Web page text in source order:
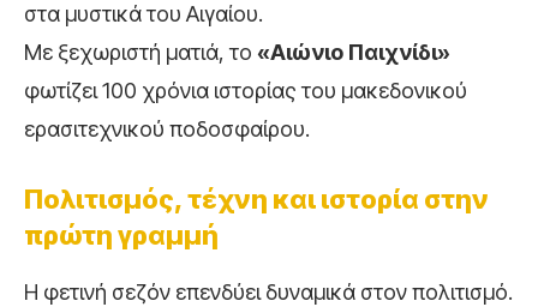
στα μυστικά του Αιγαίου.
Με ξεχωριστή ματιά, το «Αιώνιο Παιχνίδι»
φωτίζει 100 χρόνια ιστορίας του μακεδονικού
ερασιτεχνικού ποδοσφαίρου.
Πολιτισμός, τέχνη και ιστορία στην
πρώτη γραμμή
Η φετινή σεζόν επενδύει δυναμικά στον πολιτισμό.